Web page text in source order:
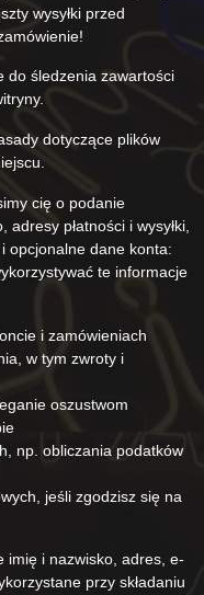
wysyłki przed
do śledzenia zawartości
dotyczące plików
cię o podanie
płatności i wysyłki,
opcjonalne dane konta:
te informacje
i zamówieniach
w tym zwroty i
oszustwom
np. obliczania podatków
jeśli zgodzisz się na
imię i nazwisko, adres, e-
przy składaniu